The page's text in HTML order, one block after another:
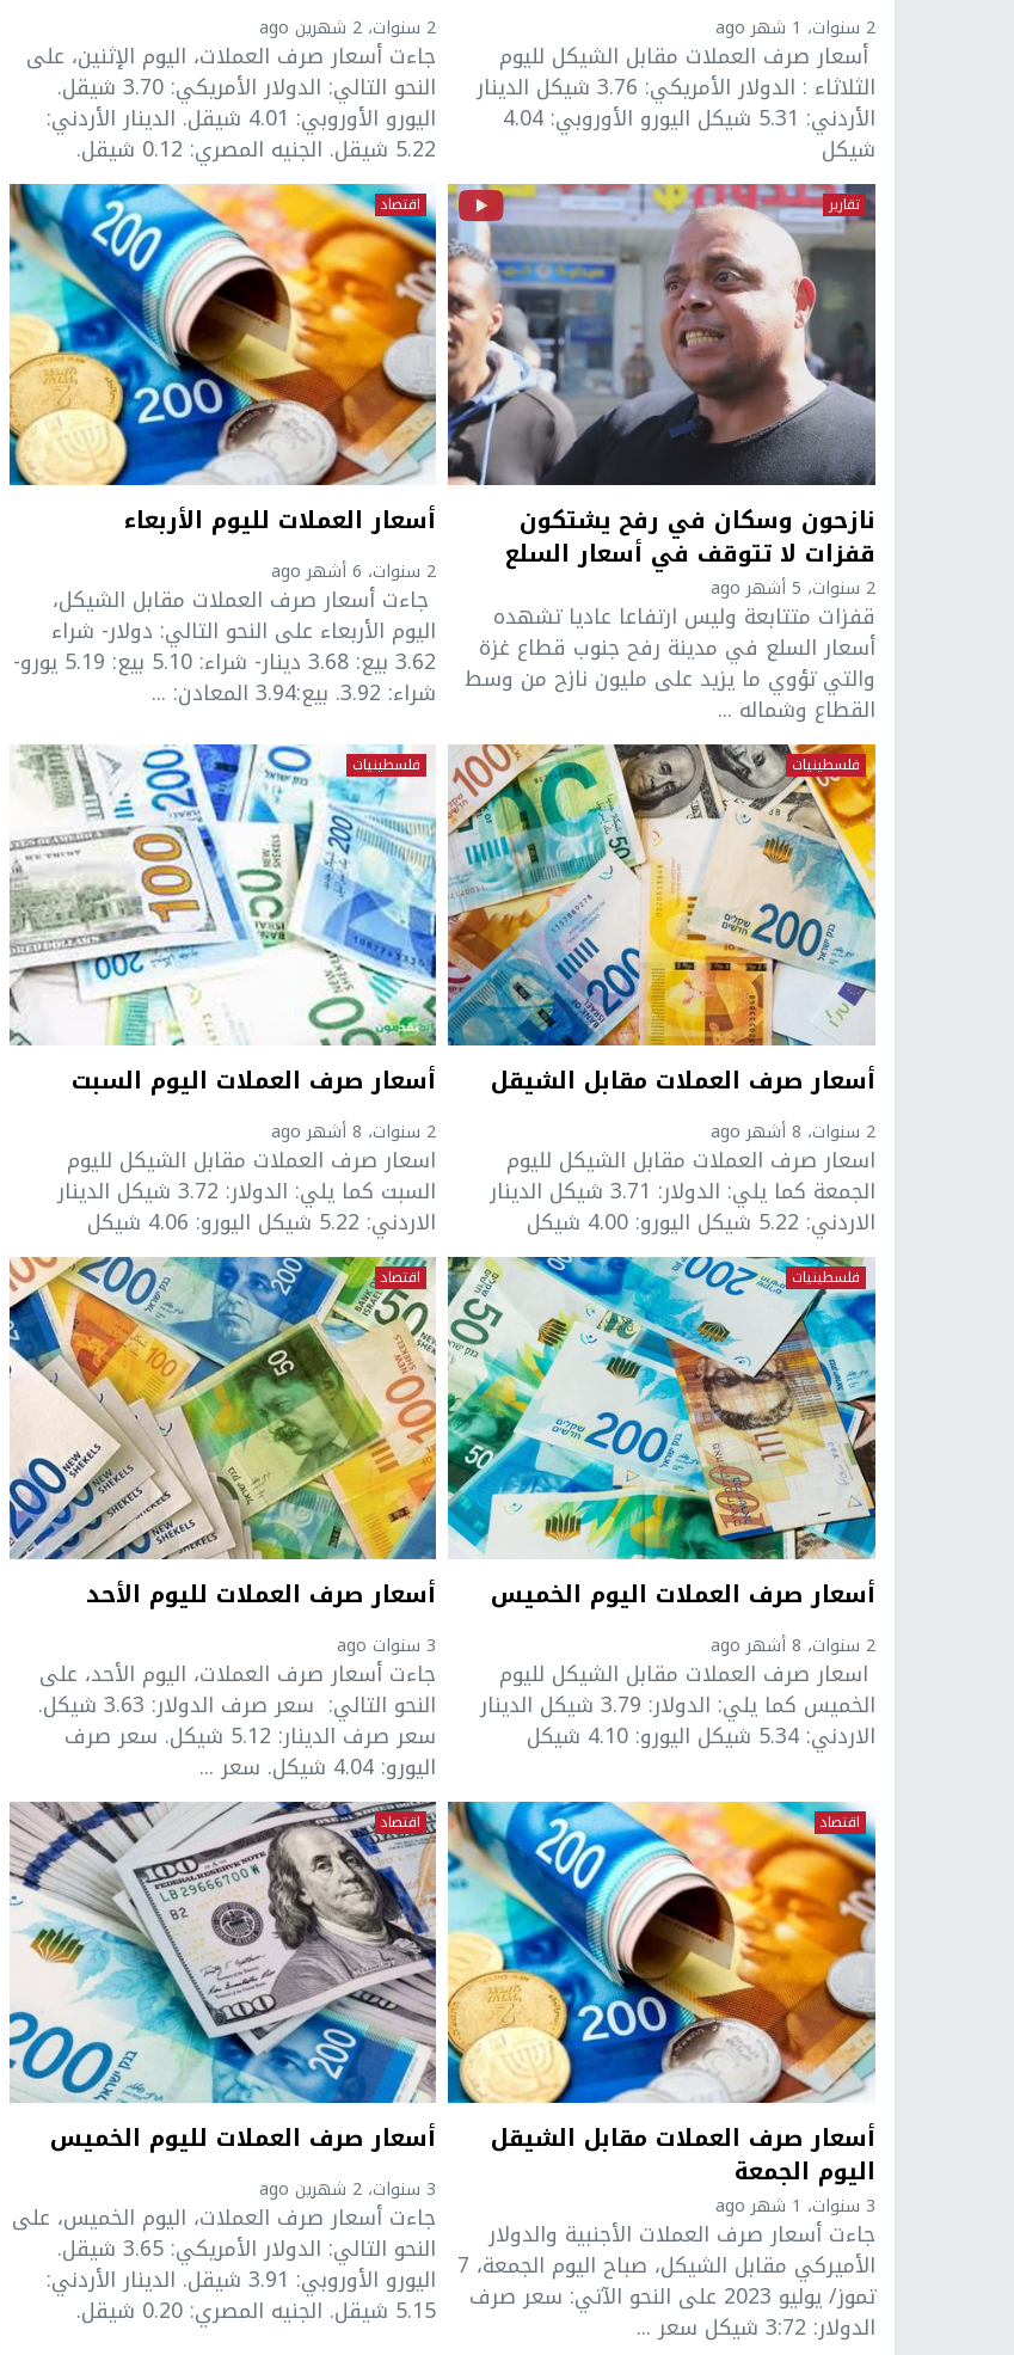
2 سنوات، 1 شهر ago
أسعار صرف العملات مقابل الشيكل لليوم
الثلاثاء : الدولار الأمريكي: 3.76 شيكل الدينار
الأردني: 5.31 شيكل اليورو الأوروبي: 4.04
شيكل
2 سنوات، 2 شهرين ago
جاءت أسعار صرف العملات، اليوم الإثنين، على
النحو التالي: الدولار الأمريكي: 3.70 شيقل.
اليورو الأوروبي: 4.01 شيقل. الدينار الأردني:
5.22 شيقل. الجنيه المصري: 0.12 شيقل.
تقارير
نازحون وسكان في رفح يشتكون
قفزات لا تتوقف في أسعار السلع
2 سنوات، 5 أشهر ago
قفزات متتابعة وليس ارتفاعا عاديا تشهده
أسعار السلع في مدينة رفح جنوب قطاع غزة
والتي تؤوي ما يزيد على مليون نازح من وسط
القطاع وشماله ...
اقتصاد
أسعار العملات لليوم الأربعاء
2 سنوات، 6 أشهر ago
جاءت أسعار صرف العملات مقابل الشيكل،
اليوم الأربعاء على النحو التالي: دولار- شراء
3.62 بيع: 3.68 دينار- شراء: 5.10 بيع: 5.19 يورو-
شراء: 3.92. بيع:3.94 المعادن: ...
فلسطينيات
أسعار صرف العملات مقابل الشيقل
2 سنوات، 8 أشهر ago
اسعار صرف العملات مقابل الشيكل لليوم
الجمعة كما يلي: الدولار: 3.71 شيكل الدينار
الاردني: 5.22 شيكل اليورو: 4.00 شيكل
فلسطينيات
أسعار صرف العملات اليوم السبت
2 سنوات، 8 أشهر ago
اسعار صرف العملات مقابل الشيكل لليوم
السبت كما يلي: الدولار: 3.72 شيكل الدينار
الاردني: 5.22 شيكل اليورو: 4.06 شيكل
فلسطينيات
أسعار صرف العملات اليوم الخميس
2 سنوات، 8 أشهر ago
اسعار صرف العملات مقابل الشيكل لليوم
الخميس كما يلي: الدولار: 3.79 شيكل الدينار
الاردني: 5.34 شيكل اليورو: 4.10 شيكل
اقتصاد
أسعار صرف العملات لليوم الأحد
3 سنوات ago
جاءت أسعار صرف العملات، اليوم الأحد، على
النحو التالي: سعر صرف الدولار: 3.63 شيكل.
سعر صرف الدينار: 5.12 شيكل. سعر صرف
اليورو: 4.04 شيكل. سعر ...
اقتصاد
أسعار صرف العملات مقابل الشيقل
اليوم الجمعة
3 سنوات، 1 شهر ago
جاءت أسعار صرف العملات الأجنبية والدولار
الأميركي مقابل الشيكل، صباح اليوم الجمعة، 7
تموز/ يوليو 2023 على النحو الآتي: سعر صرف
الدولار: 3:72 شيكل سعر ...
اقتصاد
أسعار صرف العملات لليوم الخميس
3 سنوات، 2 شهرين ago
جاءت أسعار صرف العملات، اليوم الخميس، على
النحو التالي: الدولار الأمريكي: 3.65 شيقل.
اليورو الأوروبي: 3.91 شيقل. الدينار الأردني:
5.15 شيقل. الجنيه المصري: 0.20 شيقل.